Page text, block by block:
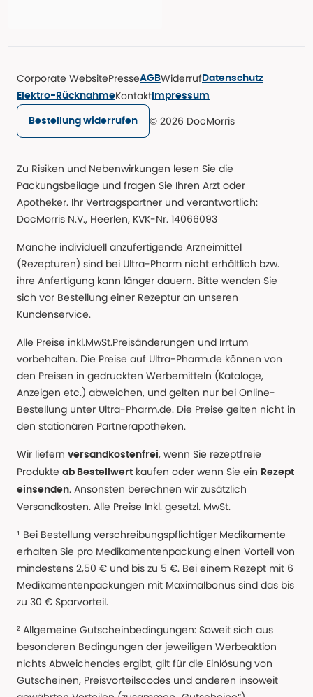
Corporate WebsitePresseAGBWiderruf Datenschutz
Elektro-RücknahmeKontakt Impressum
Bestellung widerrufen © 2026 DocMorris
Zu Risiken und Nebenwirkungen lesen Sie die
Packungsbeilage und fragen Sie Ihren Arzt oder
Apotheker. Ihr Vertragspartner und verantwortlich:
DocMorris N.V., Heerlen, KVK-Nr. 14066093
Manche individuell anzufertigende Arzneimittel
(Rezepturen) sind bei Ultra-Pharm nicht erhältlich bzw.
ihre Anfertigung kann länger dauern. Bitte wenden Sie
sich vor Bestellung einer Rezeptur an unseren
Kundenservice.
Alle Preise inkl.MwSt.Preisänderungen und Irrtum
vorbehalten. Die Preise auf Ultra-Pharm.de können von
den Preisen in gedruckten Werbemitteln (Kataloge,
Anzeigen etc.) abweichen, und gelten nur bei Online-
Bestellung unter Ultra-Pharm.de. Die Preise gelten nicht in
den stationären Partnerapotheken.
Wir liefern versandkostenfrei, wenn Sie rezeptfreie
Produkte ab Bestellwert kaufen oder wenn Sie ein Rezept
einsenden. Ansonsten berechnen wir zusätzlich
Versandkosten. Alle Preise Inkl. gesetzl. MwSt.
¹ Bei Bestellung verschreibungspflichtiger Medikamente
erhalten Sie pro Medikamentenpackung einen Vorteil von
mindestens 2,50 € und bis zu 5 €. Bei einem Rezept mit 6
Medikamentenpackungen mit Maximalbonus sind das bis
zu 30 € Sparvorteil.
² Allgemeine Gutscheinbedingungen: Soweit sich aus
besonderen Bedingungen der jeweiligen Werbeaktion
nichts Abweichendes ergibt, gilt für die Einlösung von
Gutscheinen, Preisvorteilscodes und anderen insoweit